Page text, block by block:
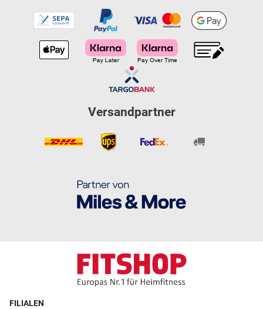
Versandpartner
FILIALEN